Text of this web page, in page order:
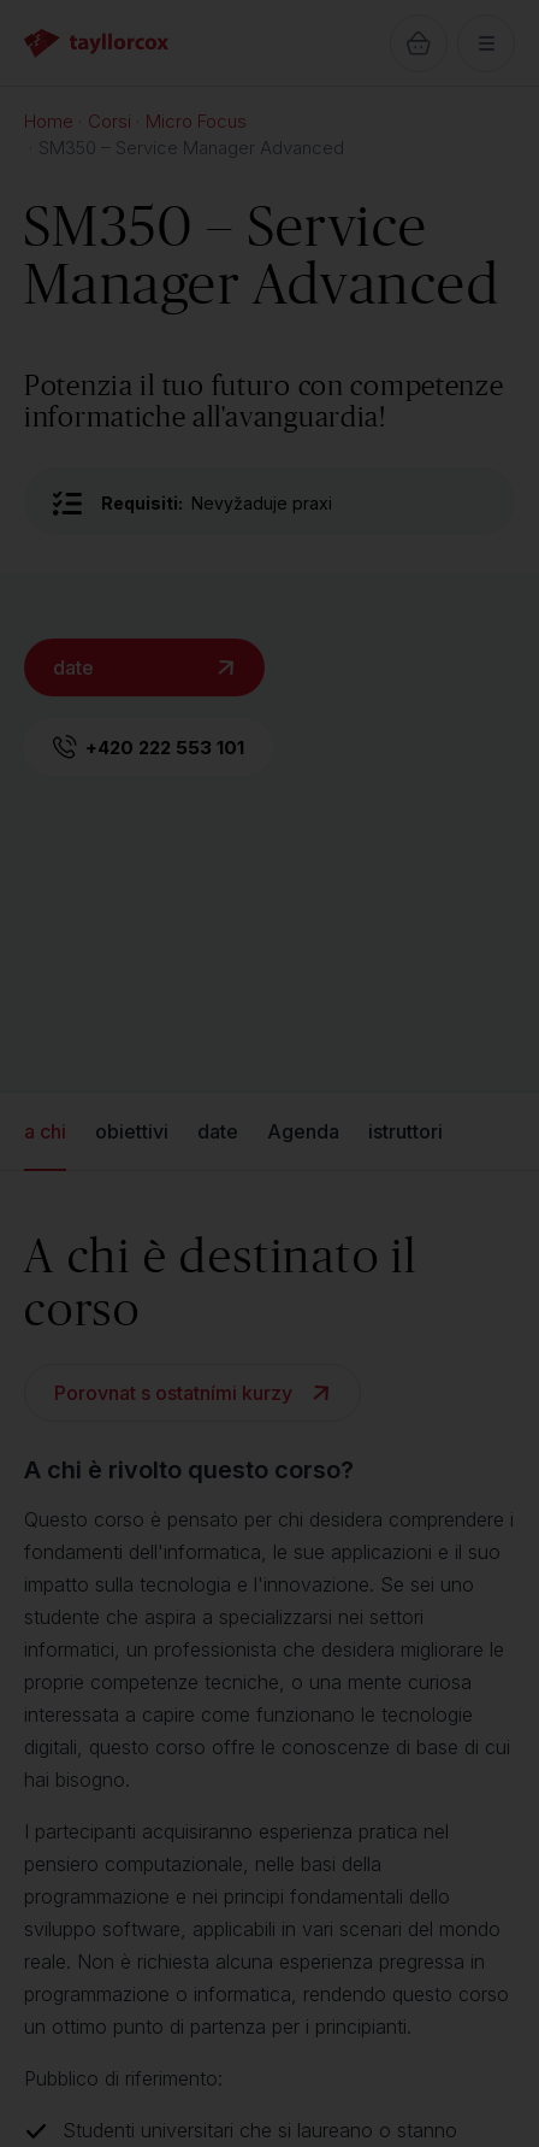
Home Corsi
Micro Focus
SM350 – Service Manager Advanced
SM350 – Service
Manager Advanced
Potenzia il tuo futuro con competenze
informatiche all'avanguardia!
Requisiti: Nevyžaduje praxi
date
+420 222 553 101
a chi obiettivi date Agenda istruttori
A chi è destinato il
corso
Porovnat s ostatními kurzy
A chi è rivolto questo corso?
Questo corso è pensato per chi desidera comprendere i
fondamenti dell'informatica, le sue applicazioni e il suo
impatto sulla tecnologia e l'innovazione. Se sei uno
studente che aspira a specializzarsi nei settori
informatici, un professionista che desidera migliorare le
proprie competenze tecniche, o una mente curiosa
interessata a capire come funzionano le tecnologie
digitali, questo corso offre le conoscenze di base di cui
hai bisogno.
I partecipanti acquisiranno esperienza pratica nel
pensiero computazionale, nelle basi della
programmazione e nei principi fondamentali dello
sviluppo software, applicabili in vari scenari del mondo
reale. Non è richiesta alcuna esperienza pregressa in
programmazione o informatica, rendendo questo corso
un ottimo punto di partenza per i principianti.
Pubblico di riferimento:
Studenti universitari che si laureano o stanno